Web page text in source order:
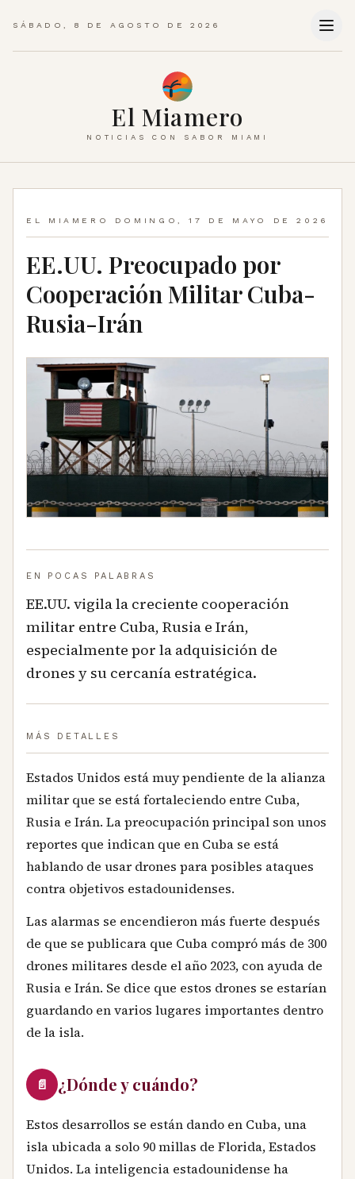
SÁBADO, 8 DE AGOSTO DE 2026
El Miamero
NOTICIAS CON SABOR MIAMI
EL MIAMERO DOMINGO, 17 DE MAYO DE 2026
EE.UU. Preocupado por
Cooperación Militar Cuba-
Rusia-Irán
EN POCAS PALABRAS
EE.UU. vigila la creciente cooperación
militar entre Cuba, Rusia e Irán,
especialmente por la adquisición de
drones y su cercanía estratégica.
MÁS DETALLES
Estados Unidos está muy pendiente de la alianza
militar que se está fortaleciendo entre Cuba,
Rusia e Irán. La preocupación principal son unos
reportes que indican que en Cuba se está
hablando de usar drones para posibles ataques
contra objetivos estadounidenses.
Las alarmas se encendieron más fuerte después
de que se publicara que Cuba compró más de 300
drones militares desde el año 2023, con ayuda de
Rusia e Irán. Se dice que estos drones se estarían
guardando en varios lugares importantes dentro
de la isla.
📄 ¿Dónde y cuándo?
Estos desarrollos se están dando en Cuba, una
isla ubicada a solo 90 millas de Florida, Estados
Unidos. La inteligencia estadounidense ha